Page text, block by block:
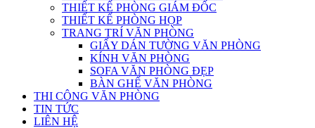
THIẾT KẾ PHÒNG GIÁM ĐỐC
THIẾT KẾ PHÒNG HỌP
TRANG TRÍ VĂN PHÒNG
GIẤY DÁN TƯỜNG VĂN PHÒNG
KÍNH VĂN PHÒNG
SOFA VĂN PHÒNG ĐẸP
BÀN GHẾ VĂN PHÒNG
THI CÔNG VĂN PHÒNG
TIN TỨC
LIÊN HỆ